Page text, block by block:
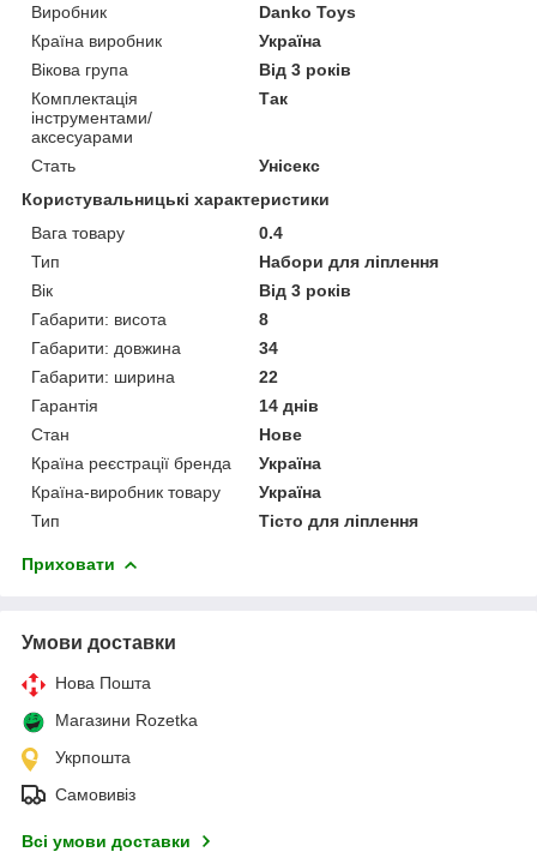
Виробник
Danko Toys
Країна виробник
Україна
Вікова група
Від 3 років
Комплектація
інструментами/
аксесуарами
Так
Стать
Унісекс
Користувальницькі характеристики
Вага товару
0.4
Тип
Набори для ліплення
Вік
Від 3 років
Габарити: висота
8
Габарити: довжина
34
Габарити: ширина
22
Гарантія
14 днів
Стан
Нове
Країна реєстрації бренда
Україна
Країна-виробник товару
Україна
Тип
Тісто для ліплення
Приховати
Умови доставки
Нова Пошта
Магазини Rozetka
Укрпошта
Самовивіз
Всі умови доставки